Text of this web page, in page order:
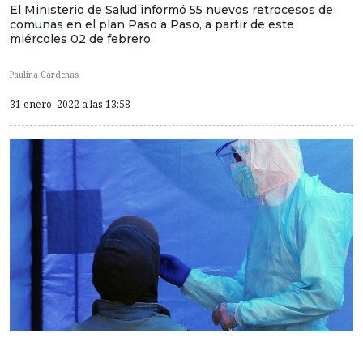
El Ministerio de Salud informó 55 nuevos retrocesos de
comunas en el plan Paso a Paso, a partir de este
miércoles 02 de febrero.
Paulina Cárdenas
31 enero, 2022 a las 13:58